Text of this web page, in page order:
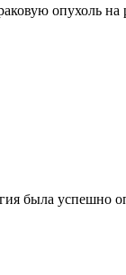
опухоль на
была успешно